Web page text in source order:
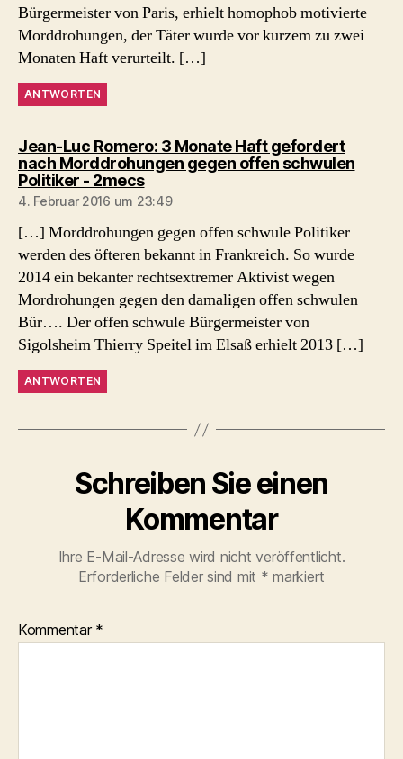
Bürgermeister von Paris, erhielt homophob motivierte
Morddrohungen, der Täter wurde vor kurzem zu zwei
Monaten Haft verurteilt. […]
ANTWORTEN
Jean-Luc Romero: 3 Monate Haft gefordert
nach Morddrohungen gegen offen schwulen
Politiker - 2mecssagt:
4. Februar 2016 um 23:49
[…] Morddrohungen gegen offen schwule Politiker
werden des öfteren bekannt in Frankreich. So wurde
2014 ein bekanter rechtsextremer Aktivist wegen
Mordrohungen gegen den damaligen offen schwulen
Bür…. Der offen schwule Bürgermeister von
Sigolsheim Thierry Speitel im Elsaß erhielt 2013 […]
ANTWORTEN
Schreiben Sie einen
Kommentar
Ihre E-Mail-Adresse wird nicht veröffentlicht.
Erforderliche Felder sind mit * markiert
Kommentar *